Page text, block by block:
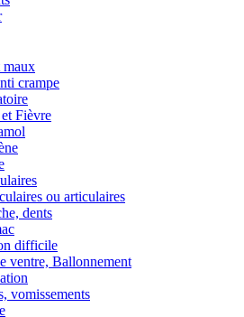
maux
crampe
Fièvre
ou articulaires
dents
difficile
ventre, Ballonnement
vomissements